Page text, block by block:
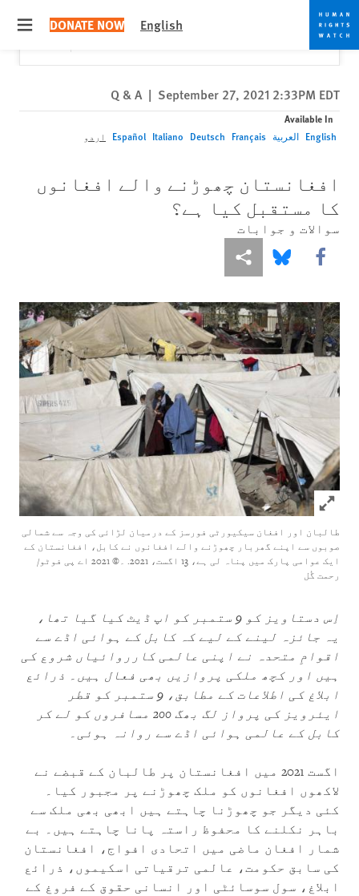
Skip
to
cookie
privacy
notice
Skip
to
main
content
English
DONATE NOW
Would you like to read this page in English?
Close
September 27, 2021 2:33PM EDT
|
Q & A
Available In
English العربية Français
Deutsch
Italiano
Español اردو
افغانستان چھوڑنے والے افغانوں
کا مستقبل کیا ہے؟
سوالات و جوابات
Share this via Facebook
Share this via Bluesky
More sharing options
Click to expand Image
طالبان اور افغان سیکیورٹی فورسز کے درمیان لڑائی کی وجہ سے شمالی
صوبوں سے اپنے گھربار چھوڑنے والے افغانوں نے کابل، افغانستان کے
ایک عوامی پارک میں پناہ لی ہے، 13 اگست، 2021.
۔© 2021 اے پی فوٹو/
رحمت گُل
اِس دستاویز کو 9 ستمبر کو اپ ڈیٹ کیا گیا تھا،
یہ جائزہ لینے کے لیے کہ کابل کے ہوائی اڈے سے
اقوامِ متحدہ نے اپنی عالمی کا ر روائیاں شروع کی
ہیں اور کچھ ملکی پروازیں بھی فعال ہیں۔ ذرائع
ابلاغ کی اطلاعات کے مطابق، 9 ستمبر کو قطر
ایئرویز کی پرواز لگ بھگ 200 مسافروں کو لے کر
کابل کے عالمی ہوائی اڈے سے روانہ ہوئی۔
اگست 2021 میں افغانستان پر طالبان کے قبضے نے
لاکھوں افغانوں کو ملک چھوڑنے پر مجبور کیا۔
کئی دیگر جو چھوڑنا چاہتے ہیں ابھی بھی ملک سے
باہر نکلنے کا محفوظ راستہ پانا چاہتے ہیں۔ بے
شمار افغان ماضی میں اتحادی افواج، افغانستان
کی سابق حکومت، عالمی ترقیاتی اسکیموں، ذرائع
ابلاغ، سول سوسائٹی اور انسانی حقوق کے فروغ کے